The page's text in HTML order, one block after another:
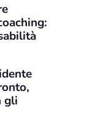
gli